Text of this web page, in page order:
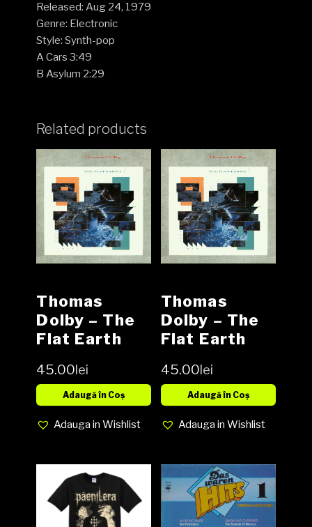
Released: Aug 24, 1979
Genre: Electronic
Style: Synth-pop
A Cars 3:49
B Asylum 2:29
Related products
Thomas
Dolby – The
Flat Earth
Album,
Stereo media
45.00lei
Adaugă în Coș
Adauga in Wishlist
Thomas
Dolby – The
Flat Earth
Album,
Stereo media
45.00lei
Adaugă în Coș
Adauga in Wishlist